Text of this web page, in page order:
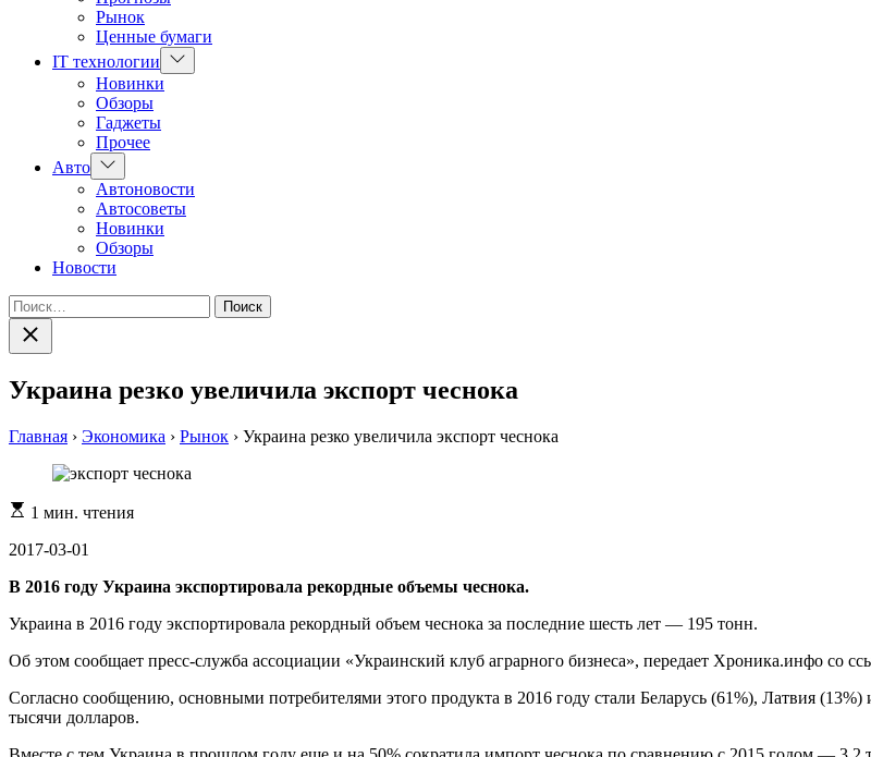
Рынок
Ценные бумаги
IT технологии
Показать
подменю
Новинки
Обзоры
Гаджеты
Прочее
Авто Показать
подменю
Автоновости
Автосоветы
Новинки
Обзоры
Новости
Найти:
Закрыть
поиск
Украина резко увеличила экспорт чеснока
Главная › Экономика › Рынок › Украина резко увеличила экспорт чеснока
Расчетное
чтения
1 мин. чтения
2017-03-01
В 2016 году Украина экспортировала рекордные объемы чеснока.
Украина в 2016 году экспортировала рекордный объем чеснока за последние шесть лет — 195 тонн.
Об этом сообщает пресс-служба ассоциации «Украинский клуб аграрного бизнеса», передает Хроника.инфо со
Согласно сообщению, основными потребителями этого продукта в 2016 году стали Беларусь (61%), Латвия
тысячи долларов.